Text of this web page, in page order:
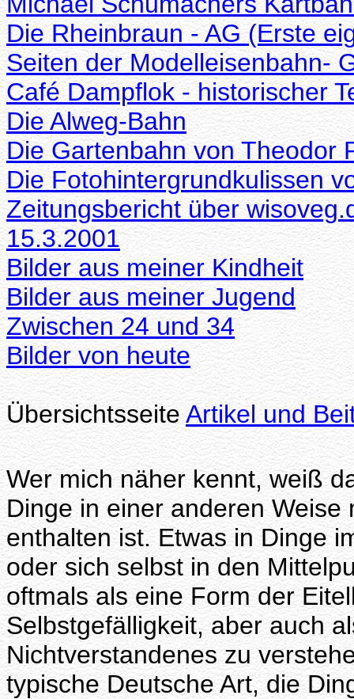
Die Rheinbraun - AG (Erste
Seiten der Modelleisenbahn-
Café Dampflok - historischer
Die Alweg-Bahn
Die Gartenbahn von Theodor
Die Fotohintergrundkulissen
Zeitungsbericht über
15.3.2001
Bilder aus meiner Kindheit
Bilder aus meiner Jugend
Zwischen 24 und 34
Bilder von heute
Übersichtsseite Artikel und
Wer mich näher kennt, weiß
Dinge in einer anderen
enthalten ist. Etwas in Dinge
oder sich selbst in den
oftmals als eine Form der
Selbstgefälligkeit, aber auch
Nichtverstandenes zu
typische Deutsche Art, die